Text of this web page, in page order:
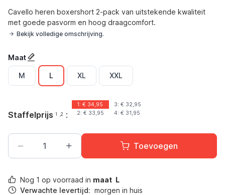
Cavello heren boxershort 2-pack van uitstekende kwaliteit
met goede pasvorm en hoog draagcomfort.
Bekijk volledige omschrijving.
Maat
M L XL XXL
Staffelprijs 1 ,2 :
1: € 34,95
2: € 33,95
3: € 32,95
4: € 31,95
Toevoegen
Nog 1 op voorraad in maat L
Verwachte levertijd: morgen in huis